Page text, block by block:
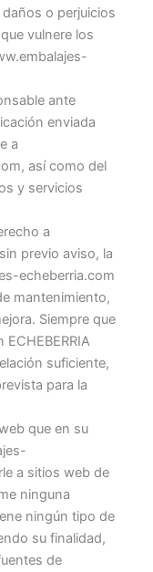
o perjuicios
vulnere los
ante
enviada
a
así como del
y servicios
a
previo aviso, la
echeberria.com
mantenimiento,
Siempre que
suficiente,
para la
que en su
a sitios web de
ninguna
ningún tipo de
su finalidad,
de